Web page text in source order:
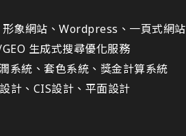
象網站、Wordpress、一頁式網站
生成式搜尋優化服務
系統、套色系統、獎金計算系統
計、CIS設計、平面設計